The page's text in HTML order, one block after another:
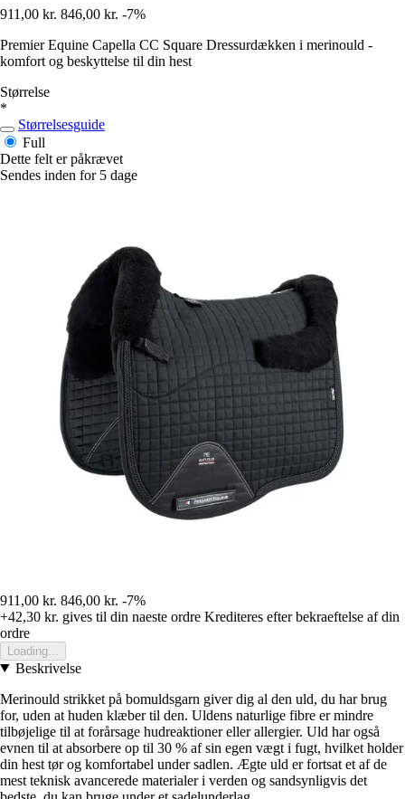
911,00 kr. 846,00 kr. -7%
Premier Equine Capella CC Square Dressurdækken i merinould -
komfort og beskyttelse til din hest
Størrelse
*
Størrelsesguide
Full
Dette felt er påkrævet
Sendes inden for 5 dage
911,00 kr. 846,00 kr. -7%
+42,30 kr. gives til din naeste ordre Krediteres efter bekraeftelse af din
ordre
Loading...
Beskrivelse
Merinould strikket på bomuldsgarn giver dig al den uld, du har brug
for, uden at huden klæber til den. Uldens naturlige fibre er mindre
tilbøjelige til at forårsage hudreaktioner eller allergier. Uld har også
evnen til at absorbere op til 30 % af sin egen vægt i fugt, hvilket holder
din hest tør og komfortabel under sadlen. Ægte uld er fortsat et af de
mest teknisk avancerede materialer i verden og sandsynligvis det